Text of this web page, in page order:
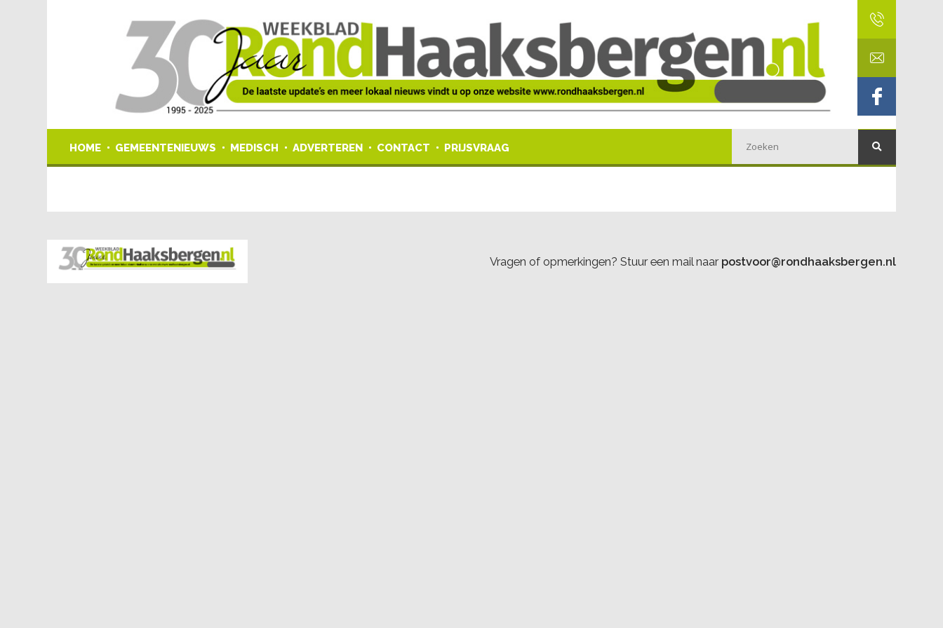
HOME GEMEENTENIEUWS MEDISCH ADVERTEREN CONTACT PRIJSVRAAG
Vragen of opmerkingen? Stuur een mail naar postvoor@rondhaaksbergen.nl